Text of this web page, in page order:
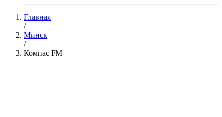
Главная
/
Минск
/
Компас FM